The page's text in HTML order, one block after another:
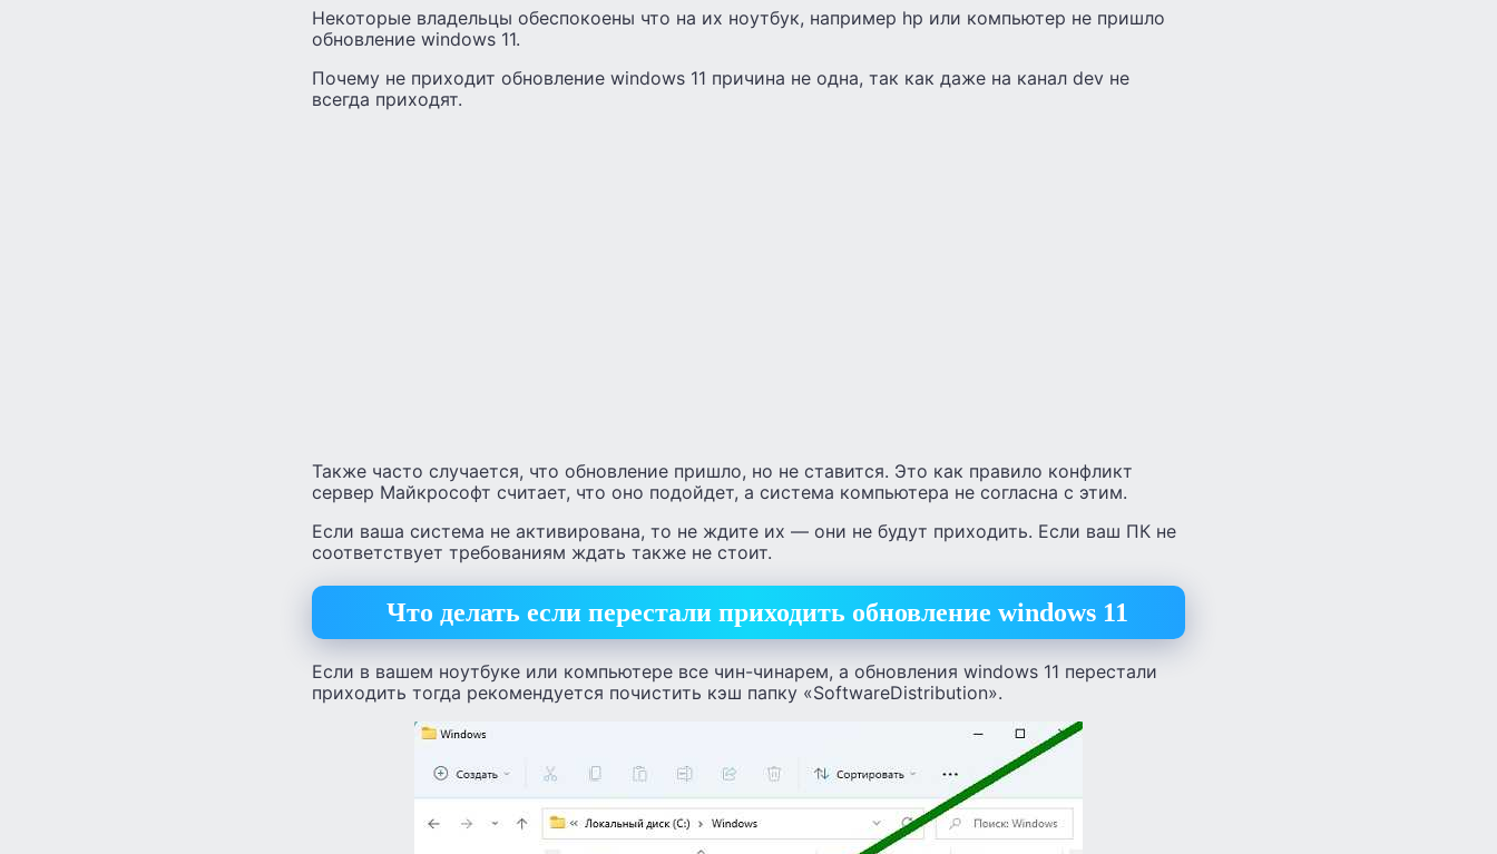
Некоторые владельцы обеспокоены что на их ноутбук, например hp или компьютер не пришло
обновление windows 11.
Почему не приходит обновление windows 11 причина не одна, так как даже на канал dev не
всегда приходят.
Также часто случается, что обновление пришло, но не ставится. Это как правило конфликт
сервер Майкрософт считает, что оно подойдет, а система компьютера не согласна с этим.
Если ваша система не активирована, то не ждите их — они не будут приходить. Если ваш ПК не
соответствует требованиям ждать также не стоит.
Что делать если перестали приходить обновление windows 11
Если в вашем ноутбуке или компьютере все чин-чинарем, а обновления windows 11 перестали
приходить тогда рекомендуется почистить кэш папку «SoftwareDistribution».